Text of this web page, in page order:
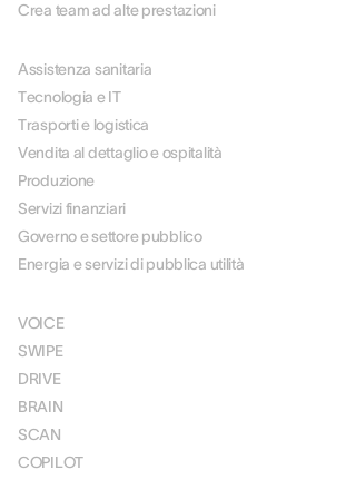
Crea team ad alte prestazioni
Assistenza sanitaria
Tecnologia e IT
Trasporti e logistica
Vendita al dettaglio e ospitalità
Produzione
Servizi finanziari
Governo e settore pubblico
Energia e servizi di pubblica utilità
VOICE
SWIPE
DRIVE
BRAIN
SCAN
COPILOT